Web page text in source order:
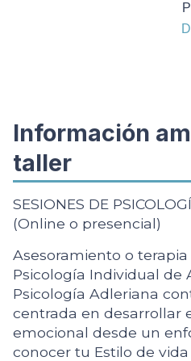
Información
taller
SESIONES DE
(Online o presencial)
Asesoramiento o
Psicología Individual de
Psicología Adleriana
centrada en desarrollar
emocional desde un
conocer tu Estilo de